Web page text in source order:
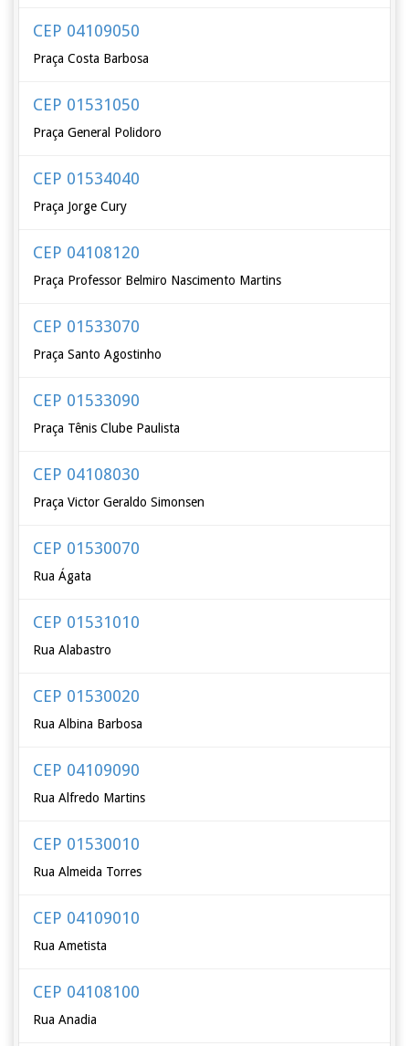
CEP 04109050
Praça Costa Barbosa
CEP 01531050
Praça General Polidoro
CEP 01534040
Praça Jorge Cury
CEP 04108120
Praça Professor Belmiro Nascimento Martins
CEP 01533070
Praça Santo Agostinho
CEP 01533090
Praça Tênis Clube Paulista
CEP 04108030
Praça Victor Geraldo Simonsen
CEP 01530070
Rua Ágata
CEP 01531010
Rua Alabastro
CEP 01530020
Rua Albina Barbosa
CEP 04109090
Rua Alfredo Martins
CEP 01530010
Rua Almeida Torres
CEP 04109010
Rua Ametista
CEP 04108100
Rua Anadia